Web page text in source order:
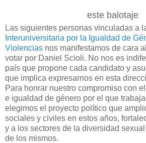
este balotaje
Las siguientes personas vinculadas a
Interuniversitaria por la Igualdad de
Violencias nos manifestamos de cara
votar por Daniel Scioli. No nos es
país que propone cada candidato y
que implica expresarnos en esta
Para honrar nuestro compromiso con
e igualdad de género por el que
elegimos el proyecto político que
sociales y civiles en estos años,
y a los sectores de la diversidad
de los mismos.